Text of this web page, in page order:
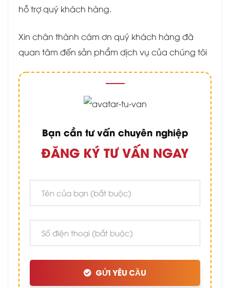
hỗ trợ quý khách hàng.
Xin chân thành cám ơn quý khách hàng đã
quan tâm đến sản phẩm dịch vụ của chúng tôi
Bạn cần tư vấn chuyên nghiệp
ĐĂNG KÝ TƯ VẤN NGAY
GỬI YÊU CẦU